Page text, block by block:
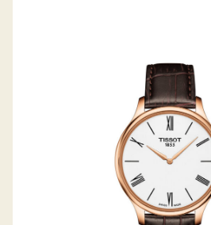
TRADITION